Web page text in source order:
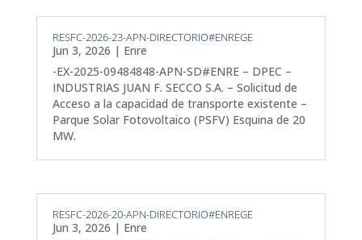
RESFC-2026-23-APN-DIRECTORIO#ENREGE
Jun 3, 2026 | Enre
-EX-2025-09484848-APN-SD#ENRE – DPEC –
INDUSTRIAS JUAN F. SECCO S.A. – Solicitud de
Acceso a la capacidad de transporte existente –
Parque Solar Fotovoltaico (PSFV) Esquina de 20
MW.
RESFC-2026-20-APN-DIRECTORIO#ENREGE
Jun 3, 2026 | Enre